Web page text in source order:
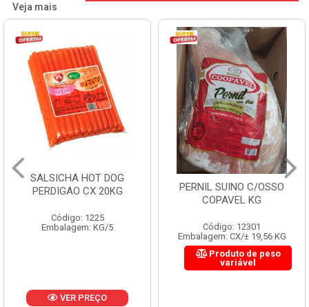
Veja mais
SALSICHA HOT DOG
PERDIGAO CX 20KG
Código: 1225
Embalagem: KG/5
VER PREÇO
PERNIL SUINO C/OSSO
COPAVEL KG
Código: 12301
Embalagem: CX/± 19,56 KG
Produto de peso
variável